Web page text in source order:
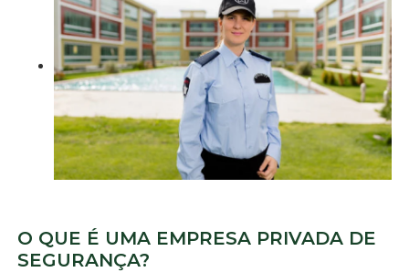
O QUE É UMA EMPRESA PRIVADA DE
SEGURANÇA?